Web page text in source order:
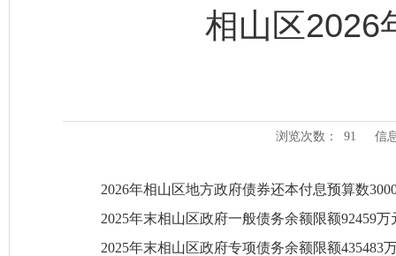
相山区2026
浏览次数： 91 信
2026年相山区地方政府债券还本付息预算数
2025年末相山区政府一般债务余额限额92459万
2025年末相山区政府专项债务余额限额435483